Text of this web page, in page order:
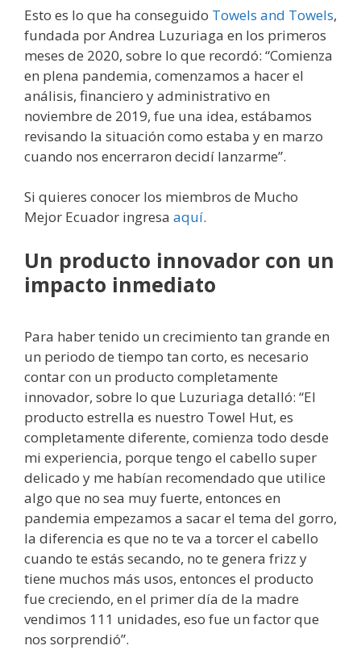
Esto es lo que ha conseguido Towels and Towels,
fundada por Andrea Luzuriaga en los primeros
meses de 2020, sobre lo que recordó: “Comienza
en plena pandemia, comenzamos a hacer el
análisis, financiero y administrativo en
noviembre de 2019, fue una idea, estábamos
revisando la situación como estaba y en marzo
cuando nos encerraron decidí lanzarme”.
Si quieres conocer los miembros de Mucho
Mejor Ecuador ingresa aquí.
Un producto innovador con un
impacto inmediato
Para haber tenido un crecimiento tan grande en
un periodo de tiempo tan corto, es necesario
contar con un producto completamente
innovador, sobre lo que Luzuriaga detalló: “El
producto estrella es nuestro Towel Hut, es
completamente diferente, comienza todo desde
mi experiencia, porque tengo el cabello super
delicado y me habían recomendado que utilice
algo que no sea muy fuerte, entonces en
pandemia empezamos a sacar el tema del gorro,
la diferencia es que no te va a torcer el cabello
cuando te estás secando, no te genera frizz y
tiene muchos más usos, entonces el producto
fue creciendo, en el primer día de la madre
vendimos 111 unidades, eso fue un factor que
nos sorprendió”.